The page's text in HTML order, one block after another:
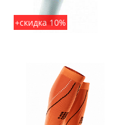
+скидка 10%